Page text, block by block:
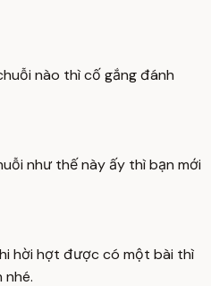
nào thì cố gắng đánh
như thế này ấy thì bạn mới
hời hợt được có một bài thì